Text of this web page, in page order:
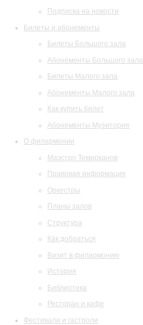
Подписка на новости
Билеты и абонементы
Билеты Большого зала
Абонементы Большого зала
Билеты Малого зала
Абонементы Малого зала
Как купить билет
Абонементы Музитория
О филармонии
Маэстро Темирканов
Правовая информация
Оркестры
Планы залов
Структура
Как добраться
Визит в филармонию
История
Библиотека
Ресторан и кафе
Фестивали и гастроли